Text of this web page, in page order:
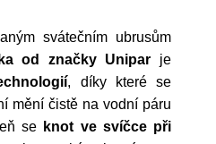
svátečním ubrusům
od značky Unipar je
, díky které se
mění čistě na vodní páru
se knot ve svíčce při